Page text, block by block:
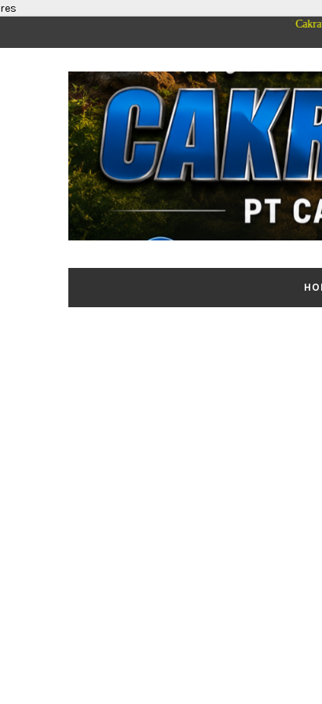
res
Segenap Pimpinan dan Keluarga Besar PT Cakrawala Merdeka